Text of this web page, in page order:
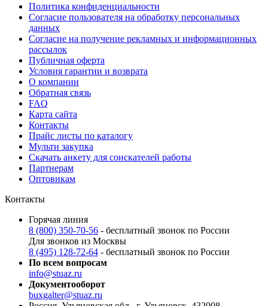
Политика конфиденциальности
Согласие пользователя на обработку персональных
данных
Согласие на получение рекламных и информационных
рассылок
Публичная оферта
Условия гарантии и возврата
О компании
Обратная связь
FAQ
Карта сайта
Контакты
Прайс листы по каталогу
Мульти закупка
Скачать анкету для соискателей работы
Партнерам
Оптовикам
Контакты
Горячая линия
8 (800) 350-70-56 - бесплатный звонок по России
Для звонков из Москвы
8 (495) 128-72-64 - бесплатный звонок по России
По всем вопросам
info@stuaz.ru
Документооборот
buxgalter@stuaz.ru